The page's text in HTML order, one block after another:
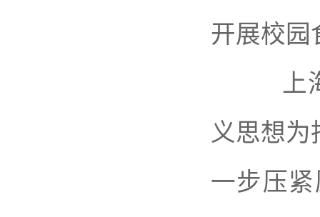
开展校园
上海
义思想为
一步压